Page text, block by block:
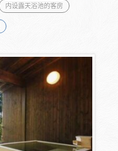
内设露天浴池的客房